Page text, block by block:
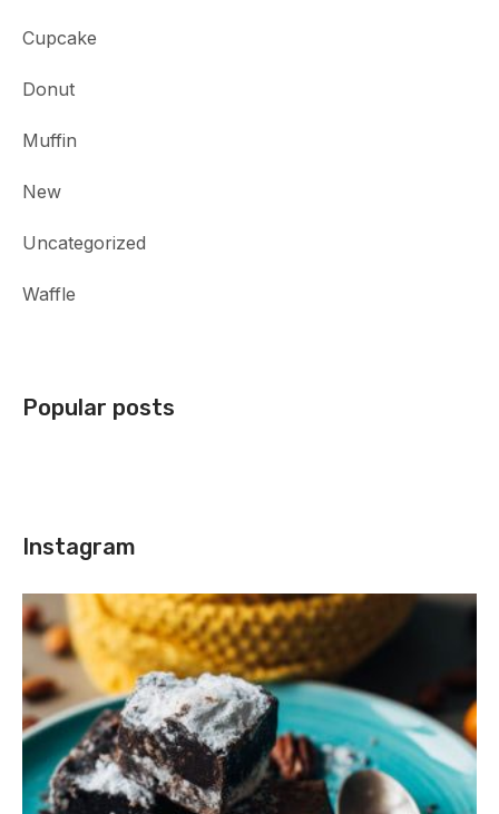
Cupcake
Donut
Muffin
New
Uncategorized
Waffle
Popular posts
Instagram